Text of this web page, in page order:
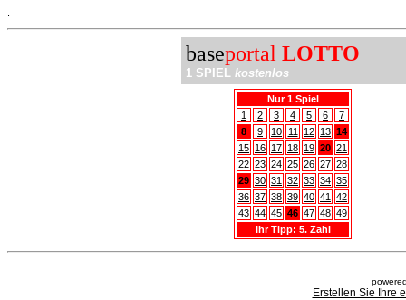
baseportal LOTTO
1 SPIEL kostenlos
Nur 1 Spiel
1
2 3 4 5 6
7
8
9 10 11 12 13 14
15 16 17 18 19 20 21
22 23 24 25 26 27 28
29 30 31 32 33 34 35
36 37 38 39 40 41
42
43 44 45 46 47 48 49
Ihr Tipp: 5. Zahl
Erstellen Sie Ihre